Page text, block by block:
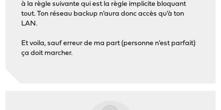
à la règle suivante qui est la règle implicite bloquant
tout. Ton réseau backup n'aura donc accès qu'à ton
LAN.
Et voila, sauf erreur de ma part (personne n'est parfait)
ça doit marcher.